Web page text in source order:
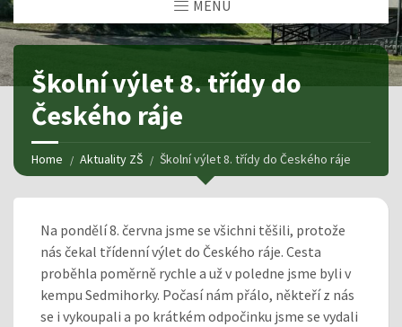
MENU
Školní výlet 8. třídy do
Českého ráje
Home Aktuality ZŠ Školní výlet 8. třídy do Českého ráje
Na pondělí 8. června jsme se všichni těšili, protože
nás čekal třídenní výlet do Českého ráje. Cesta
proběhla poměrně rychle a už v poledne jsme byli v
kempu Sedmihorky. Počasí nám přálo, někteří z nás
se i vykoupali a po krátkém odpočinku jsme se vydali